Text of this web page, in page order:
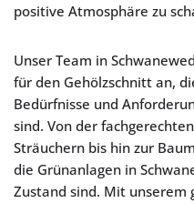
positive Atmosphäre zu
Unser Team in
für den Gehölzschnitt an,
Bedürfnisse und
sind. Von der
Sträuchern bis hin zur
die Grünanlagen in
Zustand sind. Mit unserem